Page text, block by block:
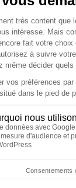
une nouvelle
adopté
toujours en